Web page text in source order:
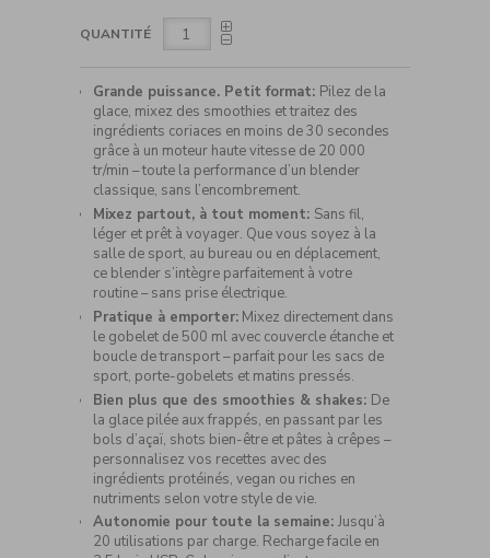
QUANTITÉ
Grande puissance. Petit format: Pilez de la
glace, mixez des smoothies et traitez des
ingrédients coriaces en moins de 30 secondes
grâce à un moteur haute vitesse de 20 000
tr/min – toute la performance d’un blender
classique, sans l’encombrement.
Mixez partout, à tout moment: Sans fil,
léger et prêt à voyager. Que vous soyez à la
salle de sport, au bureau ou en déplacement,
ce blender s’intègre parfaitement à votre
routine – sans prise électrique.
Pratique à emporter:Mixez directement dans
le gobelet de 500 ml avec couvercle étanche et
boucle de transport – parfait pour les sacs de
sport, porte-gobelets et matins pressés.
Bien plus que des smoothies & shakes: De
la glace pilée aux frappés, en passant par les
bols d’açaï, shots bien-être et pâtes à crêpes –
personnalisez vos recettes avec des
ingrédients protéinés, vegan ou riches en
nutriments selon votre style de vie.
Autonomie pour toute la semaine: Jusqu’à
20 utilisations par charge. Recharge facile en